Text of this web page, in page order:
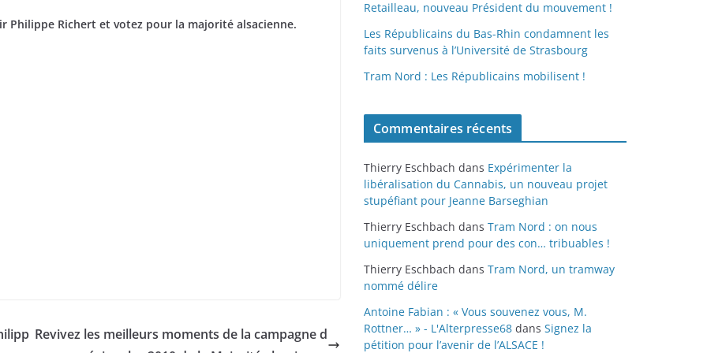
Philippe Richert et votez pour la majorité alsacienne.
Revivez les meilleurs moments de la campagne d
Retailleau, nouveau Président du mouvement !
Les Républicains du Bas-Rhin condamnent les
faits survenus à l’Université de Strasbourg
Tram Nord : Les Républicains mobilisent !
Commentaires récents
Thierry Eschbach dans Expérimenter la
libéralisation du Cannabis, un nouveau projet
stupéfiant pour Jeanne Barseghian
Thierry Eschbach dans Tram Nord : on nous
uniquement prend pour des con… tribuables !
Thierry Eschbach dans Tram Nord, un tramway
nommé délire
Antoine Fabian : « Vous souvenez vous, M.
Rottner… » - L'Alterpresse68 dans Signez la
pétition pour l’avenir de l’ALSACE !